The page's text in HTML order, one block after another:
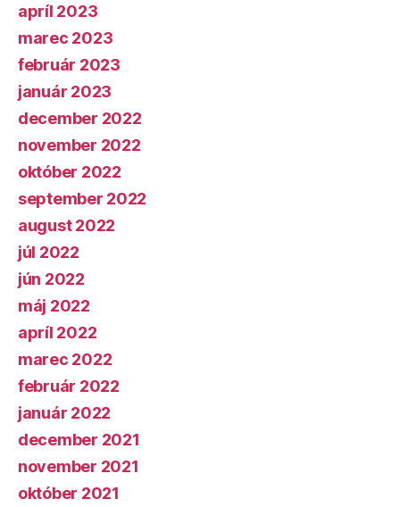
apríl 2023
marec 2023
február 2023
január 2023
december 2022
november 2022
október 2022
september 2022
august 2022
júl 2022
jún 2022
máj 2022
apríl 2022
marec 2022
február 2022
január 2022
december 2021
november 2021
október 2021